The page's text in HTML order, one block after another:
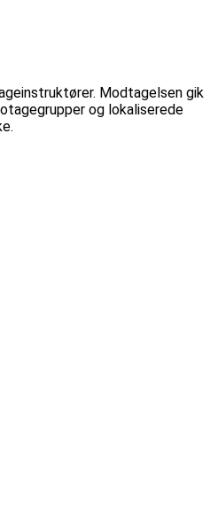
Modtagelsen gik
og lokaliserede